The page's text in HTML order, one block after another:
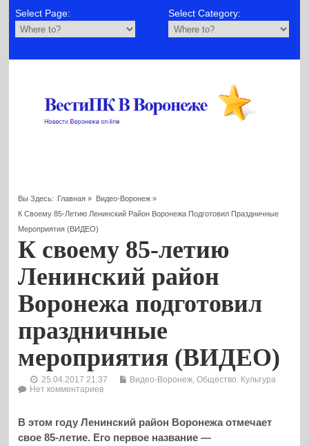
Select Page: Select Category:
Вы Здесь: Главная » Видео-Воронеж»
К Своему 85-Летию Ленинский Район Воронежа Подготовил Праздничные
Мероприятия (ВИДЕО)
К своему 85-летию
Ленинский район
Воронежа подготовил
праздничные
мероприятия (ВИДЕО)
25.04.2017 21:37 Видео-Воронеж ,Общество. Культура
Нет комментариев
В этом году Ленинский район Воронежа отмечает
свое 85-летие. Его первое название —